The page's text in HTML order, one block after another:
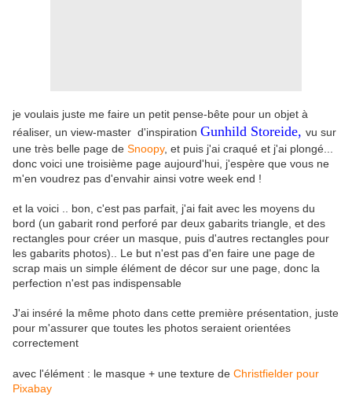
je voulais juste me faire un petit pense-bête pour un objet à
réaliser, un view-master d'inspiration Gunhild Storeide, vu sur
une très belle page de Snoopy, et puis j'ai craqué et j'ai plongé...
donc voici une troisième page aujourd'hui, j'espère que vous ne
m'en voudrez pas d'envahir ainsi votre week end !
et la voici .. bon, c'est pas parfait, j'ai fait avec les moyens du
bord (un gabarit rond perforé par deux gabarits triangle, et des
rectangles pour créer un masque, puis d'autres rectangles pour
les gabarits photos).. Le but n'est pas d'en faire une page de
scrap mais un simple élément de décor sur une page, donc la
perfection n'est pas indispensable
J'ai inséré la même photo dans cette première présentation, juste
pour m'assurer que toutes les photos seraient orientées
correctement
avec l'élément : le masque + une texture de Christfielder pour
Pixabay